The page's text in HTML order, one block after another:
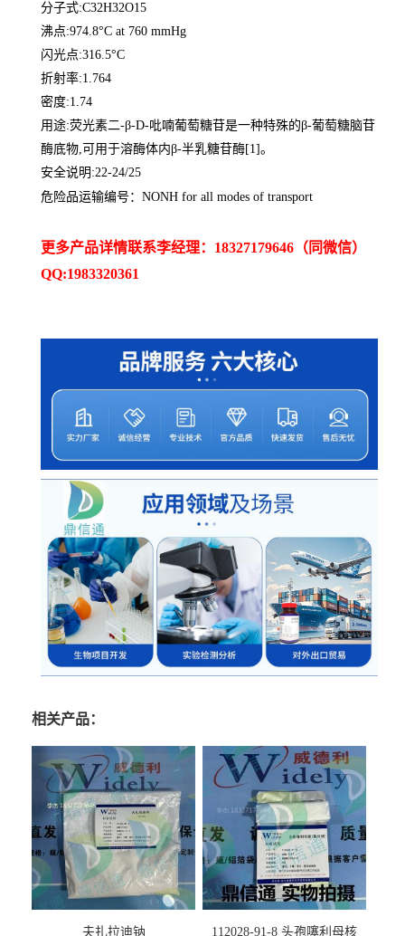
分子式:C32H32O15
沸点:974.8°C at 760 mmHg
闪光点:316.5°C
折射率:1.764
密度:1.74
用途:荧光素二-β-D-吡喃葡萄糖苷是一种特殊的β-葡萄糖脑苷
酶底物,可用于溶酶体内β-半乳糖苷酶[1]。
安全说明:22-24/25
危险品运输编号：NONH for all modes of transport
更多产品详情联系李经理：18327179646（同微信）
QQ:1983320361
相关产品：
夫扎拉迪钠 112028-91-8 头孢噻利母核